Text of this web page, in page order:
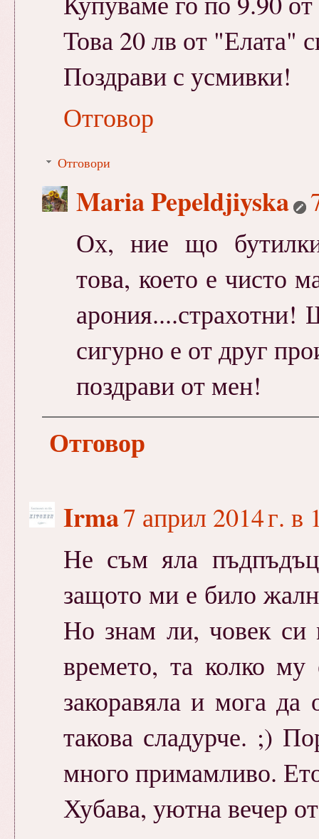
Това 20 лв от "Елата"
Поздрави с усмивки!
Отговор
Отговори
Maria Pepeldjiyska
Ох, ние що
това, което е чисто
сигурно е от друг
поздрави от мен!
Отговор
Irma7 април 2014 г. в
Не съм яла
защото ми е било
Но знам ли, човек си
времето, та колко
закоравяла и мога да
такова сладурче. ;)
много примамливо.
Хубава, уютна вечер